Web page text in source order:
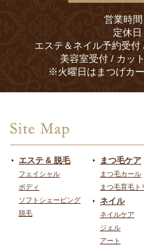
営業時
定休
エステ＆ネイル予約受
美容室受付 / カッ
※火曜日はまつげカ
エステ & 脱毛
フェイシャル
ボディ
ソフトシェービング
脱毛
まつ毛ケア
まつ毛カール
まつ毛育毛ト
ネイル
ネイルケア
ジェル
アート